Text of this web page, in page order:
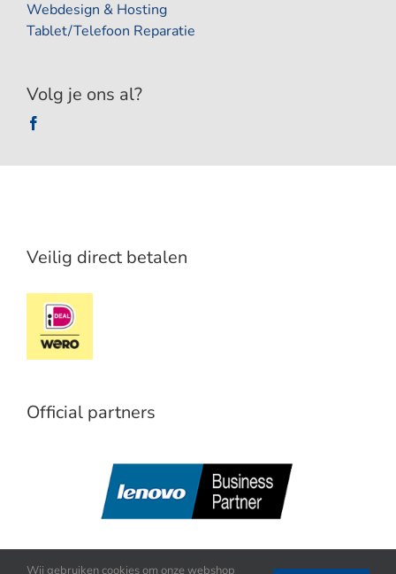
Webdesign & Hosting
Tablet/Telefoon Reparatie
Volg je ons al?
Veilig direct betalen
Official partners
Wij gebruiken cookies om onze webshop